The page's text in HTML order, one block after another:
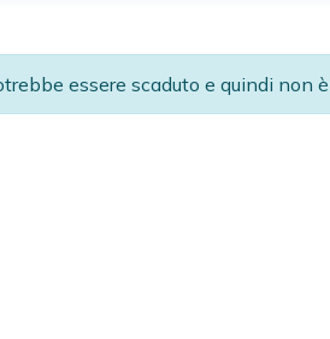
essere scaduto e quindi non